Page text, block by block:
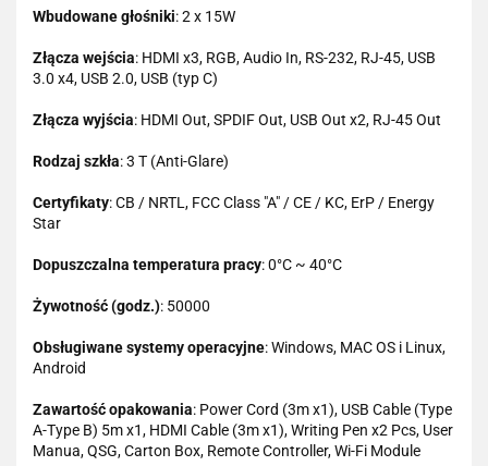
Wbudowane głośniki: 2 x 15W
Złącza wejścia: HDMI x3, RGB, Audio In, RS-232, RJ-45, USB
3.0 x4, USB 2.0, USB (typ C)
Złącza wyjścia: HDMI Out, SPDIF Out, USB Out x2, RJ-45 Out
Rodzaj szkła: 3 T (Anti-Glare)
Certyfikaty: CB / NRTL, FCC Class "A" / CE / KC, ErP / Energy
Star
Dopuszczalna temperatura pracy: 0°C ~ 40°C
Żywotność (godz.): 50000
Obsługiwane systemy operacyjne: Windows, MAC OS i Linux,
Android
Zawartość opakowania: Power Cord (3m x1), USB Cable (Type
A-Type B) 5m x1, HDMI Cable (3m x1), Writing Pen x2 Pcs, User
Manua, QSG, Carton Box, Remote Controller, Wi-Fi Module